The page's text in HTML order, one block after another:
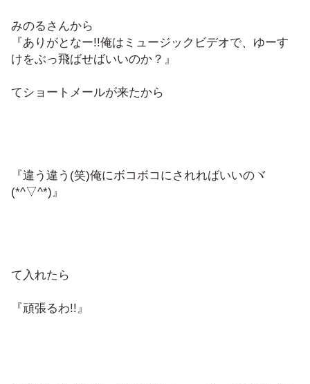
みのるさんから
『ありがとなー!!俺はミュージックビデオで、ゆーす
けをぶっ飛ばせばいいのか？』
てショートメールが来たから
『違う違う(笑)俺にボコボコにされればいいのヾ
(*^▽^*)』
て入れたら
『頑張るわ!!』